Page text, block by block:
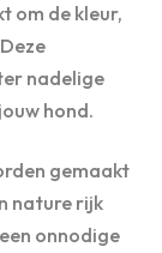
om de kleur,
nadelige
hond.
gemaakt
nature rijk
onnodige